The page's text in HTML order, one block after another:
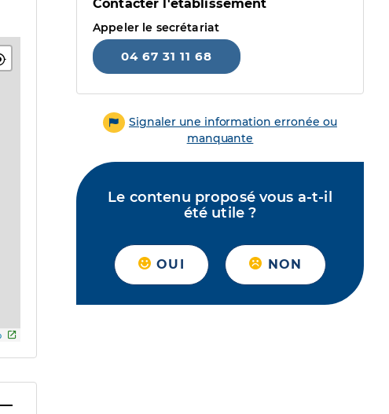
Contacter l'établissement
Appeler le secrétariat
04 67 31 11 68
Signaler une information erronée ou
manquante
Le contenu proposé vous a-t-il
été utile ?
OUI NON